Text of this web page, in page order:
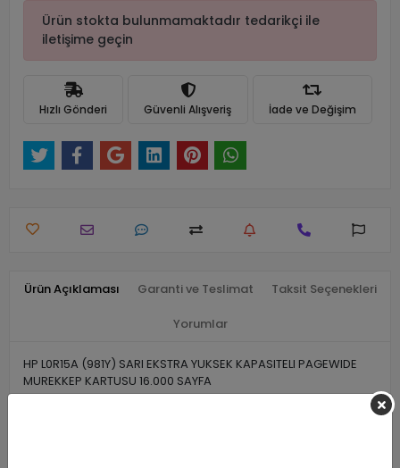
Ürün stokta bulunmamaktadır tedarikçi ile
iletişime geçin
Hızlı Gönderi Güvenli Alışveriş İade ve Değişim
Ürün Açıklaması Garanti ve Teslimat Taksit Seçenekleri
Yorumlar
HP L0R15A (981Y) SARI EKSTRA YUKSEK KAPASITELI PAGEWIDE
MUREKKEP KARTUSU 16.000 SAYFA